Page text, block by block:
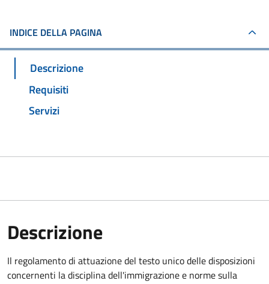
INDICE DELLA PAGINA
Descrizione
Requisiti
Servizi
Descrizione
Il regolamento di attuazione del testo unico delle disposizioni
concernenti la disciplina dell'immigrazione e norme sulla